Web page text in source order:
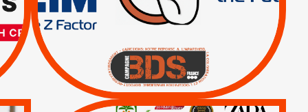
| Actus |
| Boycott militaire |
Lettres d'interpellation